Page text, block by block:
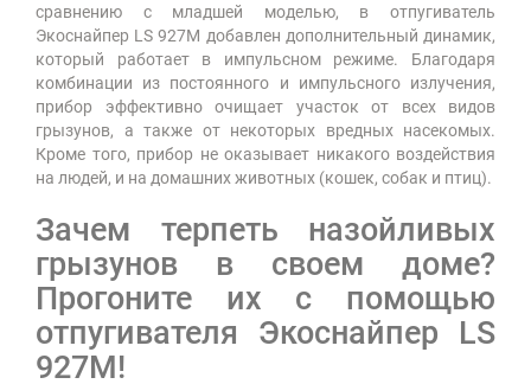
сравнению с младшей моделью, в отпугиватель
Экоснайпер LS 927M добавлен дополнительный динамик,
который работает в импульсном режиме. Благодаря
комбинации из постоянного и импульсного излучения,
прибор эффективно очищает участок от всех видов
грызунов, а также от некоторых вредных насекомых.
Кроме того, прибор не оказывает никакого воздействия
на людей, и на домашних животных (кошек, собак и птиц).
Зачем терпеть назойливых
грызунов в своем доме?
Прогоните их с помощью
отпугивателя Экоснайпер LS
927M!